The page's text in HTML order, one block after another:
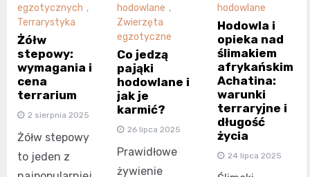
egzotycznych ,
Terrarystyka
Żółw
stepowy:
wymagania i
cena
terrarium
2 sierpnia 2025
Żółw stepowy
to jeden z
hodowlane ,
Zwierzęta
egzotyczne
Co jedzą
pająki
hodowlane i
jak je
karmić?
26 lipca 2025
Prawidłowe
żywienie
hodowlane
Hodowla i
opieka nad
ślimakiem
afrykańskim
Achatina:
warunki
terraryjne i
długość
życia
24 lipca 2025